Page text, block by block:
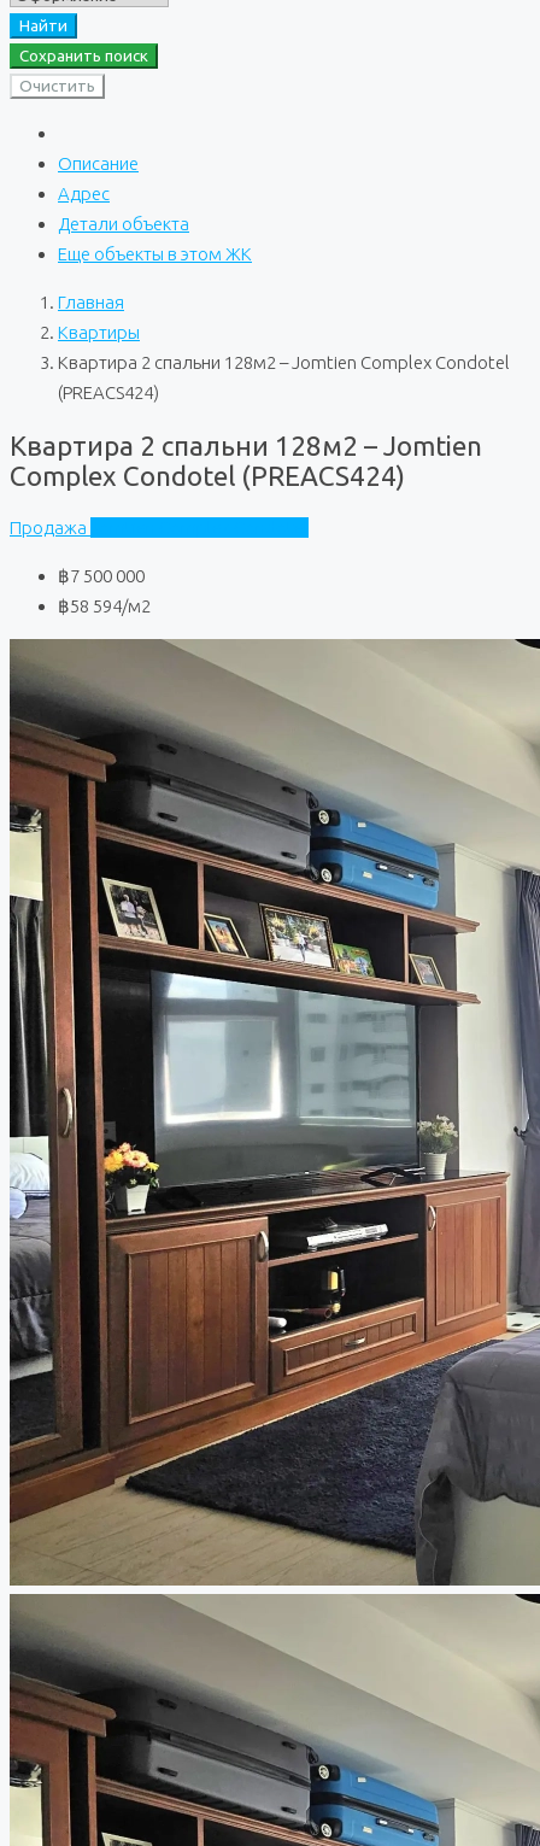
Найти
Сохранить поиск
Очистить
Описание
Адрес
Детали объекта
Еще объекты в этом ЖК
Главная
Квартиры
Квартира 2 спальни 128м2 – Jomtien Complex Condotel
(PREACS424)
Квартира 2 спальни 128м2 – Jomtien
Complex Condotel (PREACS424)
Продажа
฿7 500 000
฿58 594/м2